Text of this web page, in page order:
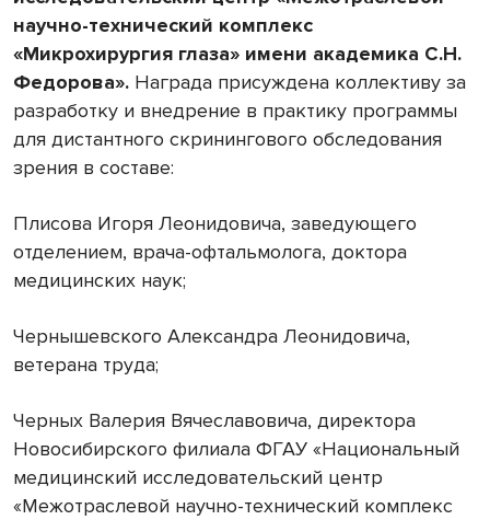
научно-технический комплекс
«Микрохирургия глаза» имени академика С.Н.
Федорова». Награда присуждена коллективу за
разработку и внедрение в практику программы
для дистантного скринингового обследования
зрения в составе:
Плисова Игоря Леонидовича, заведующего
отделением, врача-офтальмолога, доктора
медицинских наук;
Чернышевского Александра Леонидовича,
ветерана труда;
Черных Валерия Вячеславовича, директора
Новосибирского филиала ФГАУ «Национальный
медицинский исследовательский центр
«Межотраслевой научно-технический комплекс